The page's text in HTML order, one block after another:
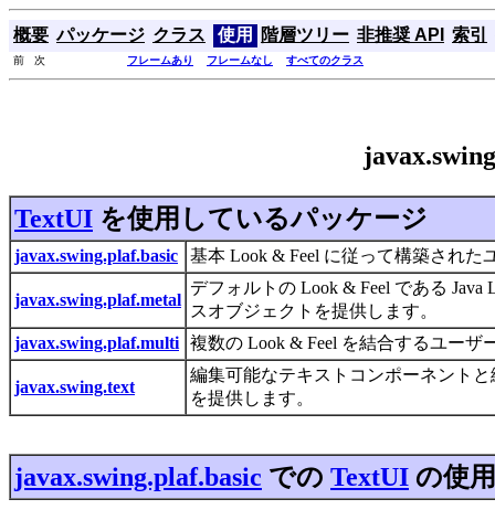
概要 パッケージ クラス 使用 階層ツリー 非推奨 API 索引
前 次 フレームあり フレームなし すべてのクラス
TextUI を使用しているパッケージ
javax.swing.plaf.basic 基本 Look & Feel に従って構築され
javax.swing.plaf.metal
デフォルトの Look & Feel である Java
スオブジェクトを提供します。
javax.swing.plaf.multi 複数の Look & Feel を結合するユー
javax.swing.text
編集可能なテキストコンポーネント
を提供します。
javax.swing.plaf.basic での TextUI の使用